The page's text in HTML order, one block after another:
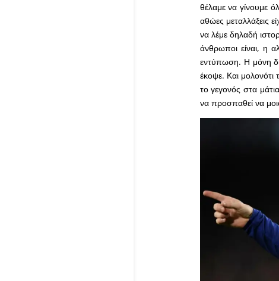
θέλαμε να γίνουμε
αθώες μεταλλάξεις
να λέμε δηλαδή
άνθρωποι είναι, η
εντύπωση. Η μόνη
έκοψε. Και μολονότι
το γεγονός στα
να προσπαθεί να